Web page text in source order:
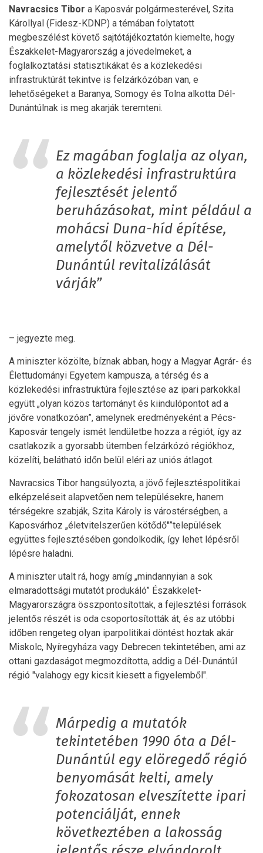
Navracsics Tibor a Kaposvár polgármesterével, Szita
Károllyal (Fidesz-KDNP) a témában folytatott
megbeszélést követő sajtótájékoztatón kiemelte, hogy
Északkelet-Magyarország a jövedelmeket, a
foglalkoztatási statisztikákat és a közlekedési
infrastruktúrát tekintve is felzárkózóban van, e
lehetőségeket a Baranya, Somogy és Tolna alkotta Dél-
Dunántúlnak is meg akarják teremteni.
Ez magában foglalja az olyan,
a közlekedési infrastruktúra
fejlesztését jelentő
beruházásokat, mint például a
mohácsi Duna-híd építése,
amelytől közvetve a Dél-
Dunántúl revitalizálását
várják”
– jegyezte meg.
A miniszter közölte, bíznak abban, hogy a Magyar Agrár- és
Élettudományi Egyetem kampusza, a térség és a
közlekedési infrastruktúra fejlesztése az ipari parkokkal
együtt „olyan közös tartományt és kiindulópontot ad a
jövőre vonatkozóan”, amelynek eredményeként a Pécs-
Kaposvár tengely ismét lendületbe hozza a régiót, így az
csatlakozik a gyorsabb ütemben felzárkózó régiókhoz,
közelíti, belátható időn belül eléri az uniós átlagot.
Navracsics Tibor hangsúlyozta, a jövő fejlesztéspolitikai
elképzeléseit alapvetően nem településekre, hanem
térségekre szabják, Szita Károly is várostérségben, a
Kaposvárhoz „életvitelszerűen kötődő"”települések
együttes fejlesztésében gondolkodik, így lehet lépésről
lépésre haladni.
A miniszter utalt rá, hogy amíg „mindannyian a sok
elmaradottsági mutatót produkáló” Északkelet-
Magyarországra összpontosítottak, a fejlesztési források
jelentős részét is oda csoportosították át, és az utóbbi
időben rengeteg olyan iparpolitikai döntést hoztak akár
Miskolc, Nyíregyháza vagy Debrecen tekintetében, ami az
ottani gazdaságot megmozdította, addig a Dél-Dunántúl
régió "valahogy egy kicsit kiesett a figyelemből".
Márpedig a mutatók
tekintetében 1990 óta a Dél-
Dunántúl egy elöregedő régió
benyomását kelti, amely
fokozatosan elveszítette ipari
potenciálját, ennek
következtében a lakosság